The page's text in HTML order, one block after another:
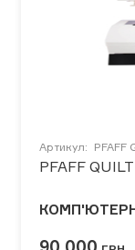
Артикул: PFAFF
PFAFF